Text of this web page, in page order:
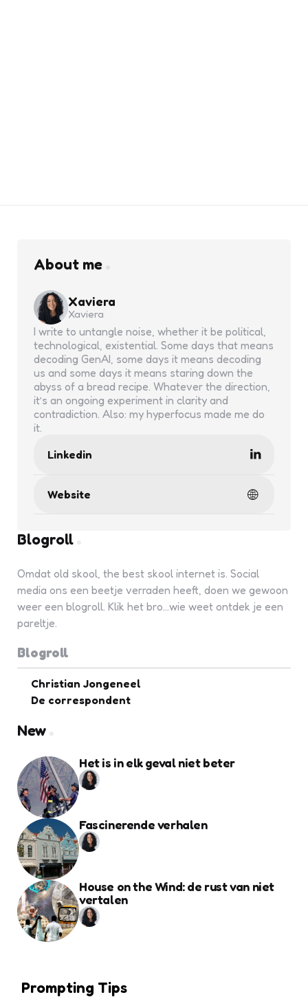
About me
Xaviera
Xaviera
I write to untangle noise, whether it be political,
technological, existential. Some days that means
decoding GenAI, some days it means decoding
us and some days it means staring down the
abyss of a bread recipe. Whatever the direction,
it’s an ongoing experiment in clarity and
contradiction. Also: my hyperfocus made me do
it.
Linkedin
Website
Blogroll
Omdat old skool, the best skool internet is. Social
media ons een beetje verraden heeft, doen we gewoon
weer een blogroll. Klik het bro...wie weet ontdek je een
pareltje.
Blogroll
Christian Jongeneel
De correspondent
New
Het is in elk geval niet beter
Fascinerende verhalen
House on the Wind: de rust van niet
vertalen
Prompting Tips